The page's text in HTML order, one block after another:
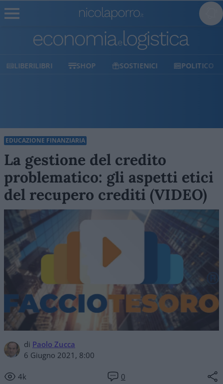
SHOP SOSTIENICI POLITICO MILANO
EDUCAZIONE FINANZIARIA
La gestione del credito
problematico: gli aspetti etici
del recupero crediti (VIDEO)
di Paolo Zucca
6 Giugno 2021, 8:00
4k 0